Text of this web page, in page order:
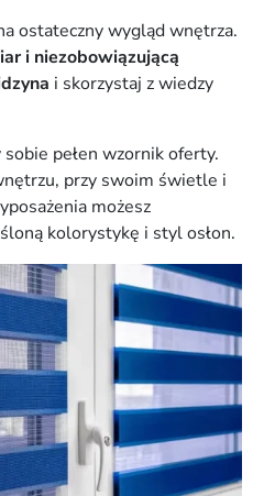
ostateczny wygląd wnętrza.
i niezobowiązującą
i skorzystaj z wiedzy
pełen wzornik oferty.
przy swoim świetle i
możesz
kolorystykę i styl osłon.